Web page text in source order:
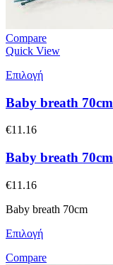
Compare
Quick View
Επιλογή
Baby breath 70cm
€11.16
Baby breath 70cm
€11.16
Baby breath 70cm
Επιλογή
Compare